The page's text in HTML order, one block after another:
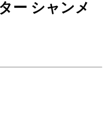
ー シャンメ